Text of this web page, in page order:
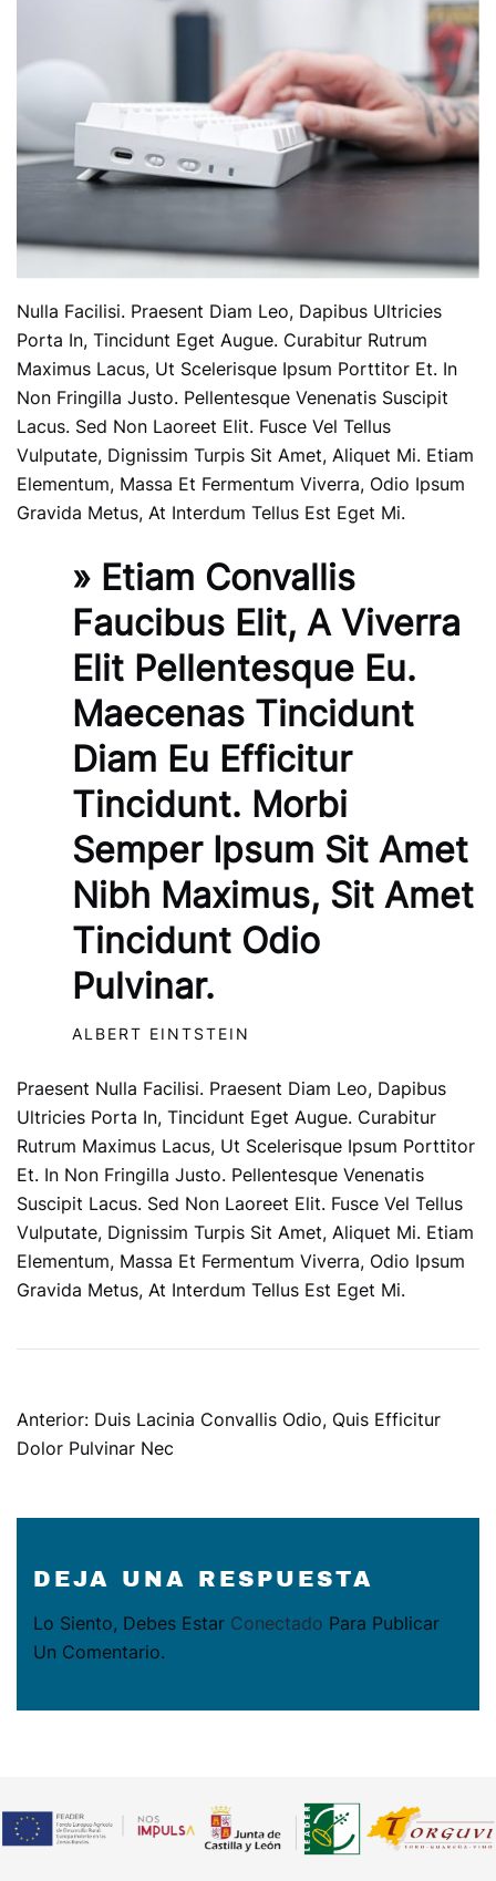
Nulla Facilisi. Praesent Diam Leo, Dapibus Ultricies
Porta In, Tincidunt Eget Augue. Curabitur Rutrum
Maximus Lacus, Ut Scelerisque Ipsum Porttitor Et. In
Non Fringilla Justo. Pellentesque Venenatis Suscipit
Lacus. Sed Non Laoreet Elit. Fusce Vel Tellus
Vulputate, Dignissim Turpis Sit Amet, Aliquet Mi. Etiam
Elementum, Massa Et Fermentum Viverra, Odio Ipsum
Gravida Metus, At Interdum Tellus Est Eget Mi.
» Etiam Convallis
Faucibus Elit, A Viverra
Elit Pellentesque Eu.
Maecenas Tincidunt
Diam Eu Efficitur
Tincidunt. Morbi
Semper Ipsum Sit Amet
Nibh Maximus, Sit Amet
Tincidunt Odio
Pulvinar.
ALBERT EINTSTEIN
Praesent Nulla Facilisi. Praesent Diam Leo, Dapibus
Ultricies Porta In, Tincidunt Eget Augue. Curabitur
Rutrum Maximus Lacus, Ut Scelerisque Ipsum Porttitor
Et. In Non Fringilla Justo. Pellentesque Venenatis
Suscipit Lacus. Sed Non Laoreet Elit. Fusce Vel Tellus
Vulputate, Dignissim Turpis Sit Amet, Aliquet Mi. Etiam
Elementum, Massa Et Fermentum Viverra, Odio Ipsum
Gravida Metus, At Interdum Tellus Est Eget Mi.
NAVEGACIÓN
DE
Anterior: Duis Lacinia Convallis Odio, Quis Efficitur
Dolor Pulvinar Nec
DEJA UNA RESPUESTA
Lo Siento, Debes Estar Conectado Para Publicar
Un Comentario.